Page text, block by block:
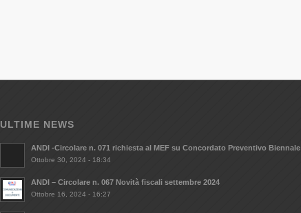
ULTIME NEWS
ANDI -Circolare n. 071 richiesta al MEF su Concordato Preventivo Biennale
Ottobre 30, 2024 - 18:34
ANDI – Circolare n. 067 Novità fiscali settembre 2024
Ottobre 16, 2024 - 16:27